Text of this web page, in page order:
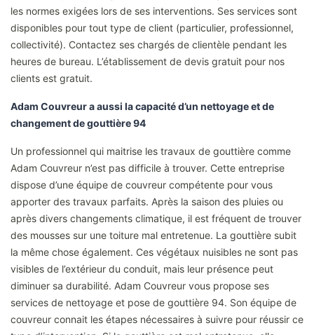
les normes exigées lors de ses interventions. Ses services sont
disponibles pour tout type de client (particulier, professionnel,
collectivité). Contactez ses chargés de clientèle pendant les
heures de bureau. L’établissement de devis gratuit pour nos
clients est gratuit.
Adam Couvreur a aussi la capacité d’un nettoyage et de
changement de gouttière 94
Un professionnel qui maitrise les travaux de gouttière comme
Adam Couvreur n’est pas difficile à trouver. Cette entreprise
dispose d’une équipe de couvreur compétente pour vous
apporter des travaux parfaits. Après la saison des pluies ou
après divers changements climatique, il est fréquent de trouver
des mousses sur une toiture mal entretenue. La gouttière subit
la même chose également. Ces végétaux nuisibles ne sont pas
visibles de l’extérieur du conduit, mais leur présence peut
diminuer sa durabilité. Adam Couvreur vous propose ses
services de nettoyage et pose de gouttière 94. Son équipe de
couvreur connait les étapes nécessaires à suivre pour réussir ce